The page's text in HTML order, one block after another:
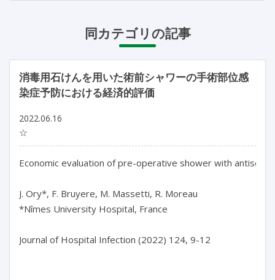
同カテゴリの記事
消毒用石けんを用いた術前シャワーの手術部位感
染症予防における経済的評価
2022.06.16
☆
Economic evaluation of pre-operative shower with
J. Ory*, F. Bruyere, M. Massetti, R. Moreau
*Nîmes University Hospital, France
Journal of Hospital Infection (2022) 124, 9-12